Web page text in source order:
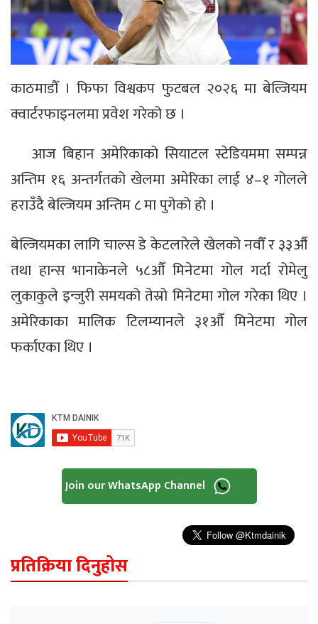
काठमाडौँ । फिफा विश्वकप फुटबल २०२६ मा बेल्जियम
क्वार्टरफाइनलमा प्रवेश गरेको छ ।
आज बिहान अमेरिकाको सियाटल स्टेडियममा सम्पन्न
अन्तिम १६ अन्तर्गतको खेलमा अमेरिका लाई ४–१ गोलले
हराउँदै बेल्जियम अन्तिम ८ मा पुगेको हो ।
बेल्जियमका लागि चाल्स डे केटलारेले खेलको नवौँ र ३३औँ
तथा हान्स भानाकेनले ५८औँ मिनेटमा गोल गर्दा रोमेलु
लुकाकुले इन्जुरी समयको तेस्रो मिनेटमा गोल गरेका थिए ।
अमेरिकाका मालिक टिलम्यानले ३१औँ मिनेटमा गोल
फर्काएका थिए ।
Join our WhatsApp Channel
प्रतिक्रिया दिनुहोस